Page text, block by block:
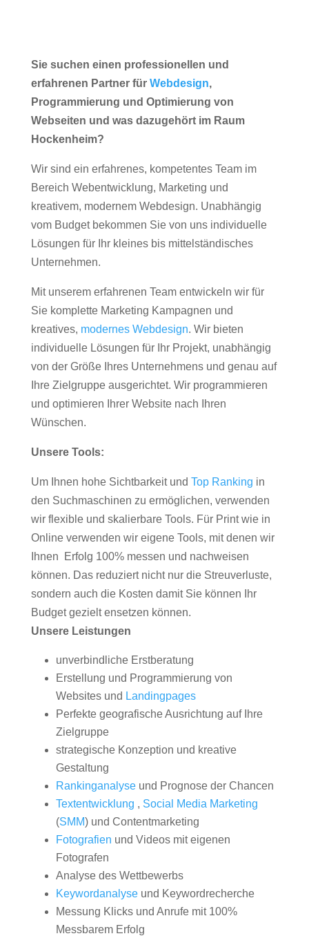
Sie suchen einen professionellen und
erfahrenen Partner für Webdesign,
Programmierung und Optimierung von
Webseiten und was dazugehört im Raum
Hockenheim?
Wir sind ein erfahrenes, kompetentes Team im
Bereich Webentwicklung, Marketing und
kreativem, modernem Webdesign. Unabhängig
vom Budget bekommen Sie von uns individuelle
Lösungen für Ihr kleines bis mittelständisches
Unternehmen.
Mit unserem erfahrenen Team entwickeln wir für
Sie komplette Marketing Kampagnen und
kreatives, modernes Webdesign. Wir bieten
individuelle Lösungen für Ihr Projekt, unabhängig
von der Größe Ihres Unternehmens und genau auf
Ihre Zielgruppe ausgerichtet. Wir programmieren
und optimieren Ihrer Website nach Ihren
Wünschen.
Unsere Tools:
Um Ihnen hohe Sichtbarkeit und Top Ranking in
den Suchmaschinen zu ermöglichen, verwenden
wir flexible und skalierbare Tools. Für Print wie in
Online verwenden wir eigene Tools, mit denen wir
Ihnen Erfolg 100% messen und nachweisen
können. Das reduziert nicht nur die Streuverluste,
sondern auch die Kosten damit Sie können Ihr
Budget gezielt ensetzen können.
Unsere Leistungen
unverbindliche Erstberatung
Erstellung und Programmierung von
Websites und Landingpages
Perfekte geografische Ausrichtung auf Ihre
Zielgruppe
strategische Konzeption und kreative
Gestaltung
Rankinganalyseund Prognose der Chancen
Textentwicklung , Social Media Marketing
(SMM) und Contentmarketing
Fotografien und Videos mit eigenen
Fotografen
Analyse des Wettbewerbs
Keywordanalyseund Keywordrecherche
Messung Klicks und Anrufe mit 100%
Messbarem Erfolg